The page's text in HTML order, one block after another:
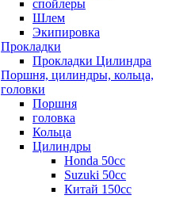
спойлеры
Шлем
Экипировка
Прокладки
Прокладки Цилиндра
Поршня, цилиндры, кольца,
головки
Поршня
головка
Кольца
Цилиндры
Honda 50сс
Suzuki 50cc
Китай 150сс